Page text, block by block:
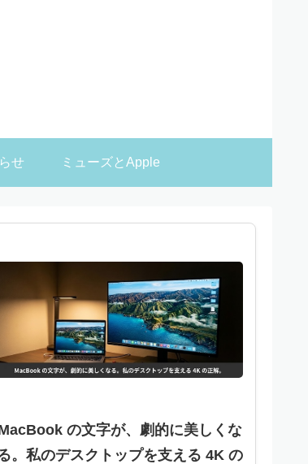
せ ミューズとApple
の文字が、劇的に美しくな
。私のデスクトップを支える 4K の